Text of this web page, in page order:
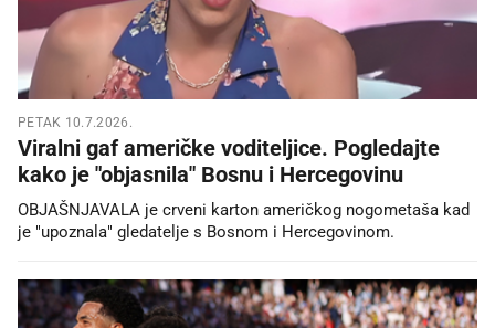
PETAK 10.7.2026.
Viralni gaf američke voditeljice. Pogledajte
kako je "objasnila" Bosnu i Hercegovinu
OBJAŠNJAVALA je crveni karton američkog nogometaša kad
je "upoznala" gledatelje s Bosnom i Hercegovinom.